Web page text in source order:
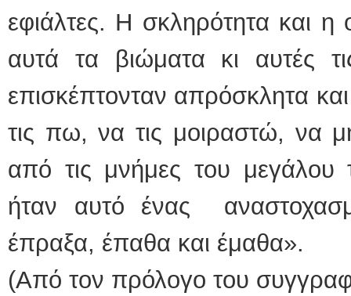
εφιάλτες. Η σκληρότητα και
αυτά τα βιώματα κι αυτές
επισκέπτονταν απρόσκλητα
τις πω, να τις μοιραστώ, να
από τις μνήμες του μεγάλου
ήταν αυτό ένας
έπραξα, έπαθα και έμαθα».
(Από τον πρόλογο του